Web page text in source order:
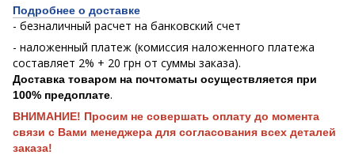
Подробнее о доставке
- безналичный расчет на банковский счет
- наложенный платеж (комиссия наложенного платежа
составляет 2% + 20 грн от суммы заказа).
Доставка товаром на почтоматы осуществляется при
100% предоплате.
ВНИМАНИЕ! Просим не совершать оплату до момента
связи с Вами менеджера для согласования всех деталей
заказа!